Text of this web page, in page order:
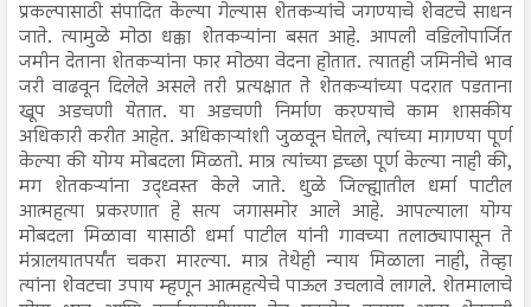
प्रकल्पासाठी संपादित केल्या गेल्यास शेतकऱ्यांचे जगण्याचे शेवटचे साधन
जाते. त्यामुळे मोठा धक्का शेतकऱ्यांना बसत आहे. आपली वडिलोपार्जित
जमीन देताना शेतकऱ्यांना फार मोठया वेदना होतात. त्यातही जमिनीचे भाव
जरी वाढवून दिलेले असले तरी प्रत्यक्षात ते शेतकऱ्यांच्या पदरात पडताना
खूप अडचणी येतात. या अडचणी निर्माण करण्याचे काम शासकीय
अधिकारी करीत आहेत. अधिकाऱ्यांशी जुळवून घेतले, त्यांच्या मागण्या पूर्ण
केल्या की योग्य मोबदला मिळतो. मात्र त्यांच्या इच्छा पूर्ण केल्या नाही की,
मग शेतकऱ्यांना उद्ध्वस्त केले जाते. धुळे जिल्ह्यातील धर्मा पाटील
आत्महत्या प्रकरणात हे सत्य जगासमोर आले आहे. आपल्याला योग्य
मोबदला मिळावा यासाठी धर्मा पाटील यांनी गावच्या तलाठ्यापासून ते
मंत्रालयातपर्यंत चकरा मारल्या. मात्र तेथेही न्याय मिळाला नाही, तेव्हा
त्यांना शेवटचा उपाय म्हणून आत्महत्येचे पाऊल उचलावे लागले. शेतमालाचे